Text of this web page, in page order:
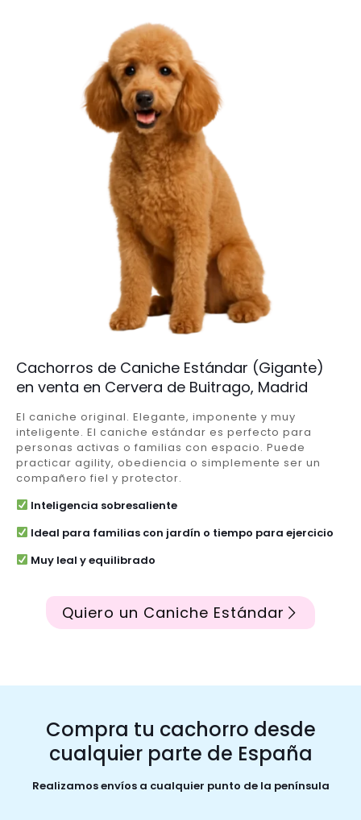
Cachorros de Caniche Estándar (Gigante)
en venta en Cervera de Buitrago, Madrid
El caniche original. Elegante, imponente y muy
inteligente. El caniche estándar es perfecto para
personas activas o familias con espacio. Puede
practicar agility, obediencia o simplemente ser un
compañero fiel y protector.
Inteligencia sobresaliente
Ideal para familias con jardín o tiempo para ejercicio
Muy leal y equilibrado
Quiero un Caniche Estándar
Compra tu cachorro desde
cualquier parte de España
Realizamos envíos a cualquier punto de la península